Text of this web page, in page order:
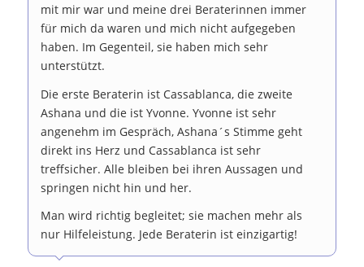
mit mir war und meine drei Beraterinnen immer
für mich da waren und mich nicht aufgegeben
haben. Im Gegenteil, sie haben mich sehr
unterstützt.
Die erste Beraterin ist Cassablanca, die zweite
Ashana und die ist Yvonne. Yvonne ist sehr
angenehm im Gespräch, Ashana´s Stimme geht
direkt ins Herz und Cassablanca ist sehr
treffsicher. Alle bleiben bei ihren Aussagen und
springen nicht hin und her.
Man wird richtig begleitet; sie machen mehr als
nur Hilfeleistung. Jede Beraterin ist einzigartig!